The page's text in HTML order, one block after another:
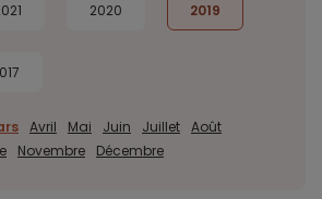
2020 2019
Avril Mai Juin Juillet Août
Novembre Décembre